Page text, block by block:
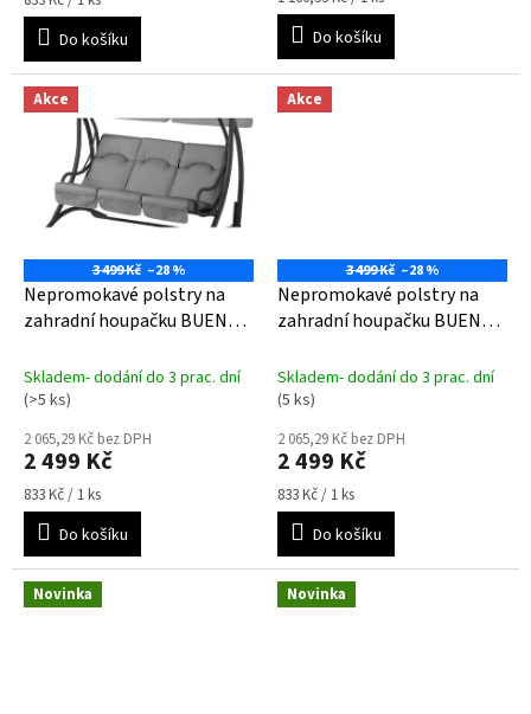
z
cena:
Do košíku
cena:
Do košíku
Akce
3 499 Kč –28 %
Nepromokavé polstry na
zahradní houpačku BUENOS
Skladem- dodání do 3 prac. dní
(>5 ks)
2 065,29 Kč bez DPH
2 499 Kč
Měrná
cena:
833 Kč / 1 ks
Do košíku
Akce
3 499 Kč –28 %
Nepromokavé polstry na
zahradní houpačku BUENOS
Skladem- dodání do 3 prac. dní
(5 ks)
2 065,29 Kč bez DPH
2 499 Kč
Měrná
cena:
833 Kč / 1 ks
Do košíku
Novinka Novinka